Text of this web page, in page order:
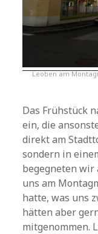
Leoben am
Das Frühstück
ein, die
direkt am
sondern in
begegneten wir
uns am
hatte, was uns
hätten aber
mitgenommen.